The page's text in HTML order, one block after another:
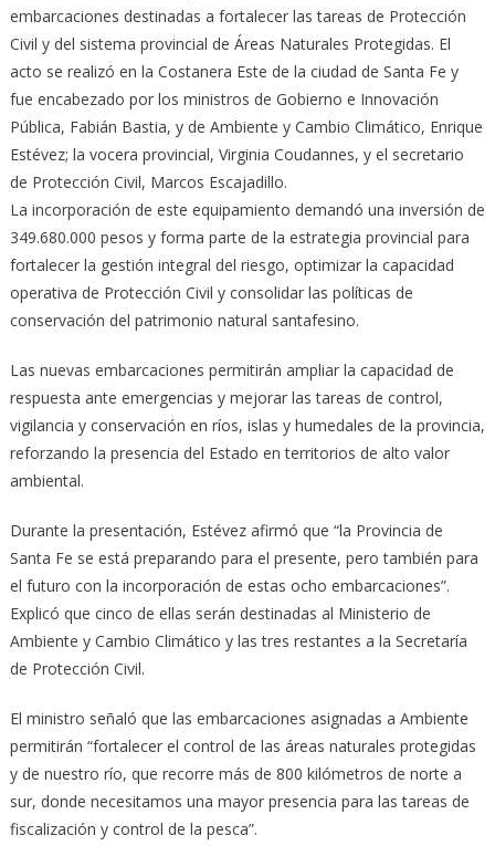
embarcaciones destinadas a fortalecer las tareas de Protección
Civil y del sistema provincial de Áreas Naturales Protegidas. El
acto se realizó en la Costanera Este de la ciudad de Santa Fe y
fue encabezado por los ministros de Gobierno e Innovación
Pública, Fabián Bastia, y de Ambiente y Cambio Climático, Enrique
Estévez; la vocera provincial, Virginia Coudannes, y el secretario
de Protección Civil, Marcos Escajadillo.
La incorporación de este equipamiento demandó una inversión de
349.680.000 pesos y forma parte de la estrategia provincial para
fortalecer la gestión integral del riesgo, optimizar la capacidad
operativa de Protección Civil y consolidar las políticas de
conservación del patrimonio natural santafesino.
Las nuevas embarcaciones permitirán ampliar la capacidad de
respuesta ante emergencias y mejorar las tareas de control,
vigilancia y conservación en ríos, islas y humedales de la provincia,
reforzando la presencia del Estado en territorios de alto valor
ambiental.
Durante la presentación, Estévez afirmó que “la Provincia de
Santa Fe se está preparando para el presente, pero también para
el futuro con la incorporación de estas ocho embarcaciones”.
Explicó que cinco de ellas serán destinadas al Ministerio de
Ambiente y Cambio Climático y las tres restantes a la Secretaría
de Protección Civil.
El ministro señaló que las embarcaciones asignadas a Ambiente
permitirán “fortalecer el control de las áreas naturales protegidas
y de nuestro río, que recorre más de 800 kilómetros de norte a
sur, donde necesitamos una mayor presencia para las tareas de
fiscalización y control de la pesca”.